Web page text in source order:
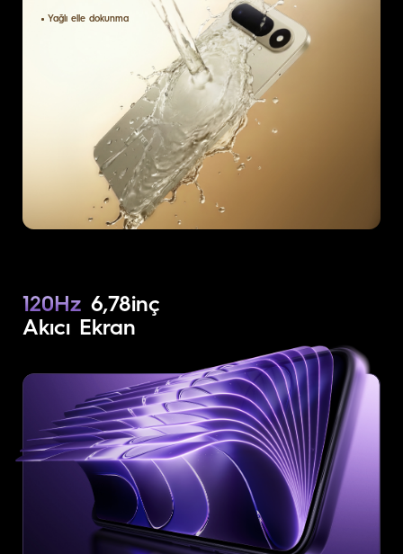
Yağlı elle dokunma
120Hz 6,78inç
Akıcı Ekran